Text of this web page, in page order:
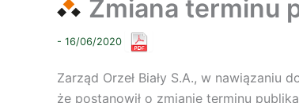
Zmiana terminu
- 16/06/2020
Zarząd Orzeł Biały S.A., w
że postanowił o zmianie terminu